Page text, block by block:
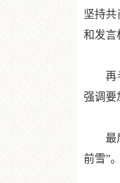
坚持
和发言
再者
强调要
最后
前雪”